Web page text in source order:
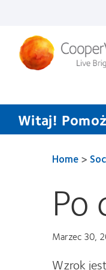
Witaj!
Home>
Po
Marzec 30,
Wzrok